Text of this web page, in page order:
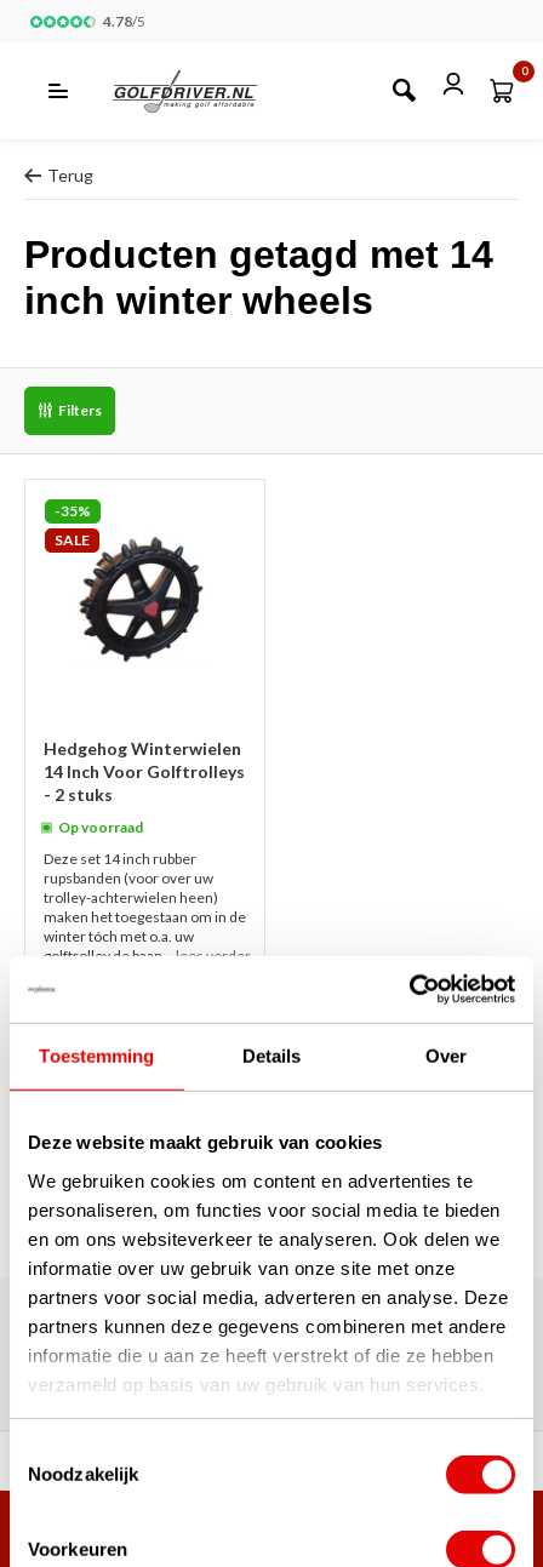
Toestemming Details Over
Deze website maakt gebruik van cookies
We gebruiken cookies om content en advertenties te
personaliseren, om functies voor social media te bieden
en om ons websiteverkeer te analyseren. Ook delen we
informatie over uw gebruik van onze site met onze
partners voor social media, adverteren en analyse. Deze
partners kunnen deze gegevens combineren met andere
informatie die u aan ze heeft verstrekt of die ze hebben
verzameld op basis van uw gebruik van hun services.
Noodzakelijk
Voorkeuren
4.78/5
0
Terug
Producten getagd met 14
inch winter wheels
Filters
-35%
SALE
Hedgehog Winterwielen
14 Inch Voor Golftrolleys
- 2 stuks
Op voorraad
Deze set 14 inch rubber
rupsbanden (voor over uw
trolley-achterwielen heen)
maken het toegestaan om in de
winter tóch met o.a. uw
golftrolley de baan... lees verder
€38,50
Pagina 1 van 1
1
180.000+ Klanten | 5.000+ Reviews | Trusted Shops, TrustPilot,
Google
Reviews: Onze klanten aan het
woord
A-merken! Vóór 15:00 besteld,
Meer dan 38.000 klanten hebben zich al